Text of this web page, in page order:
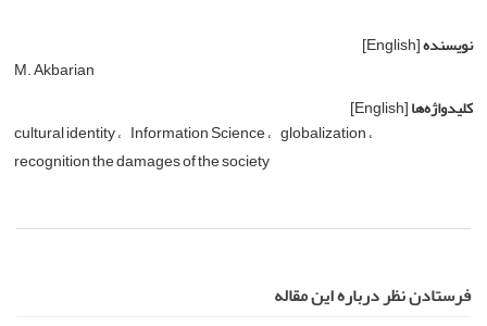
نویسنده[English]
M. Akbarian
کلیدواژه‌ها[English]
cultural identity Information Science globalization
recognition the damages of the society
فرستادن نظر درباره این مقاله